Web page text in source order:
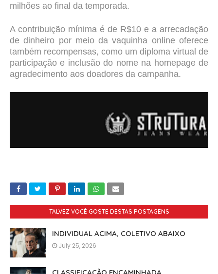
milhões ao final da temporada.
A contribuição mínima é de R$10 e a arrecadação
de dinheiro por meio da vaquinha online oferece
também recompensas, como um diploma virtual de
participação e inclusão do nome na homepage de
agradecimento aos doadores da campanha.
TALVEZ VOCÊ GOSTE DESTAS POSTAGENS
INDIVIDUAL ACIMA, COLETIVO ABAIXO
July 25, 2026